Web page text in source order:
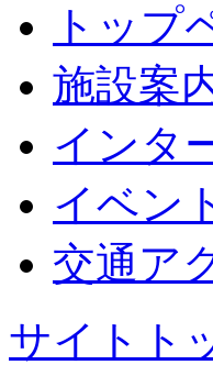
トップ
施設案
インタ
イベン
交通ア
サイトト